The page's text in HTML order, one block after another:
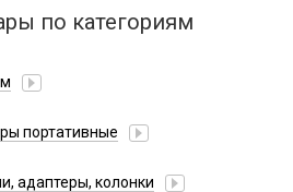
по категориям
портативные
адаптеры, колонки